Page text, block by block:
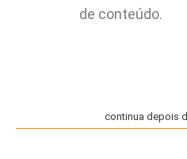
de conteúdo.
continua depois